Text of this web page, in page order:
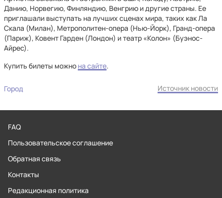
Данию, Норвегию, Финляндию, Венгрию и другие страны. Ее
приглашали выступать на лучших сценах мира, таких как Ла
Скала (Милан), Метрополитен-опера (Нью-Йорк), Гранд-опера
(Париж), Ковент Гарден (Лондон) и театр «Колон» (Буэнос-
Айрес).
Купить билеты можно на сайте.
Город Источник новости
FAQ
Пользовательское соглашение
Обратная связь
Контакты
Редакционная политика